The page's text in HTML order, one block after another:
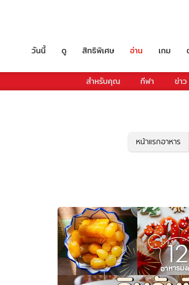
วันนี้ ดู สิทธิพิเศษ อ่าน เกม
สำหรับคุณ กีฬา ข่าว
หน้าแรกอาหาร